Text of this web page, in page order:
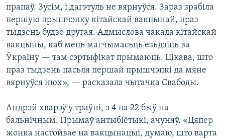
прапаў. Зусім, і дагэтуль не вярнуўся. Зараз зрабіла
першую прышчэпку кітайскай вакцынай, праз
тыдзень будзе другая. Адмыслова чакала кітайскай
вакцыны, каб мець магчымасьць езьдзіць ва
Ўкраіну — там сэртыфікат прымаюць. Цікава, што
праз тыдзень пасьля першай прышчэпкі да мяне
вярнуўся нюх», — расказала чытачка Свабоды.
Андрэй хварэў у траўні, з 4 па 22 быў на
бальнічным. Прымаў антыбіётыкі, ачуняў. «Цяпер
жонка настойвае на вакцынацыі, думаю, што варта